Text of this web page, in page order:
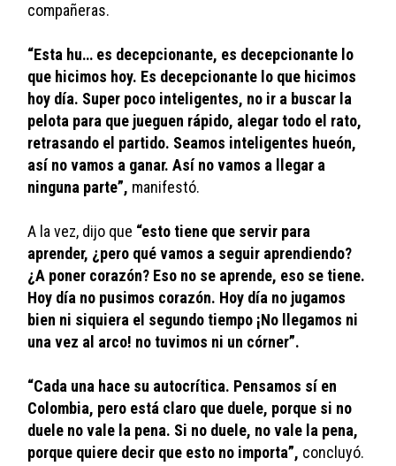
compañeras.
“Esta hu… es decepcionante, es decepcionante lo
que hicimos hoy. Es decepcionante lo que hicimos
hoy día. Super poco inteligentes, no ir a buscar la
pelota para que jueguen rápido, alegar todo el rato,
retrasando el partido. Seamos inteligentes hueón,
así no vamos a ganar. Así no vamos a llegar a
ninguna parte”, manifestó.
A la vez, dijo que “esto tiene que servir para
aprender, ¿pero qué vamos a seguir aprendiendo?
¿A poner corazón? Eso no se aprende, eso se tiene.
Hoy día no pusimos corazón. Hoy día no jugamos
bien ni siquiera el segundo tiempo ¡No llegamos ni
una vez al arco! no tuvimos ni un córner”.
“Cada una hace su autocrítica. Pensamos sí en
Colombia, pero está claro que duele, porque si no
duele no vale la pena. Si no duele, no vale la pena,
porque quiere decir que esto no importa”, concluyó.